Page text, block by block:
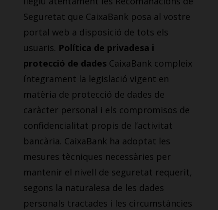
Seguretat que CaixaBank posa al vostre
portal web a disposició de tots els
usuaris. Política de privadesa i
protecció de dades CaixaBank compleix
íntegrament la legislació vigent en
matèria de protecció de dades de
caràcter personal i els compromisos de
confidencialitat propis de l’activitat
bancària. CaixaBank ha adoptat les
mesures tècniques necessàries per
mantenir el nivell de seguretat requerit,
segons la naturalesa de les dades
personals tractades i les circumstàncies